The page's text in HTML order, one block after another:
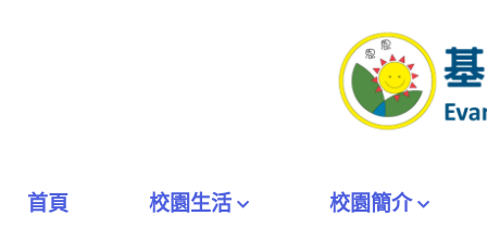
首頁 校園生活 校園簡介